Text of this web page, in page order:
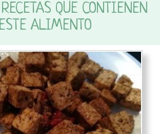
QUE CONTIENEN
ALIMENTO